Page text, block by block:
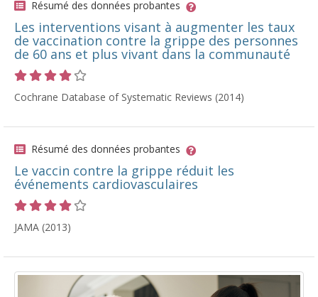
Résumé des données probantes
Les interventions visant à augmenter les taux
de vaccination contre la grippe des personnes
de 60 ans et plus vivant dans la communauté
Cochrane Database of Systematic Reviews (2014)
Résumé des données probantes
Le vaccin contre la grippe réduit les
événements cardiovasculaires
JAMA (2013)